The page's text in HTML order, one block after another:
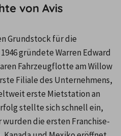
von Avis
Grundstock für die
gründete Warren Edward
Fahrzeugflotte am Willow
Filiale des Unternehmens,
erste Mietstation an
stellte sich schnell ein,
die ersten Franchise-